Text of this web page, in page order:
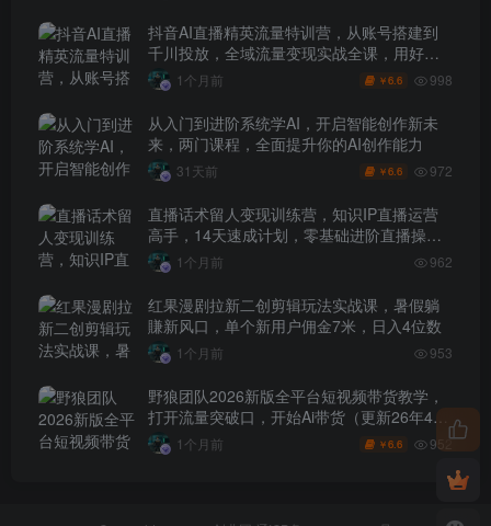
抖音AI直播精英流量特训营，从账号搭建到
千川投放，全域流量变现实战全课，用好工
具让賺钱更简单
1个月前 ￥6.6 998
从入门到进阶系统学AI，开启智能创作新未
来，两门课程，全面提升你的AI创作能力
31天前 ￥6.6 972
直播话术留人变现训练营，知识IP直播运营
高手，14天速成计划，零基础进阶直播操盘
手
1个月前 962
红果漫剧拉新二创剪辑玩法实战课，暑假躺
賺新风口，单个新用户佣金7米，日入4位数
1个月前 953
野狼团队2026新版全平台短视频带货教学，
打开流量突破口，开始Ai带货（更新26年4月
25日）1个月前 ￥6.6 952